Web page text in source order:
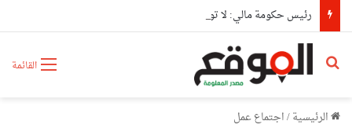
القائمة بحث عن
الرئيسية/اجتماع عمل